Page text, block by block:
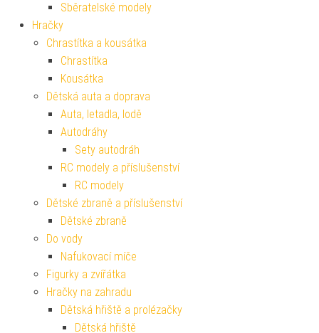
Sběratelské modely
Hračky
Chrastítka a kousátka
Chrastítka
Kousátka
Dětská auta a doprava
Auta, letadla, lodě
Autodráhy
Sety autodráh
RC modely a příslušenství
RC modely
Dětské zbraně a příslušenství
Dětské zbraně
Do vody
Nafukovací míče
Figurky a zvířátka
Hračky na zahradu
Dětská hřiště a prolézačky
Dětská hřiště